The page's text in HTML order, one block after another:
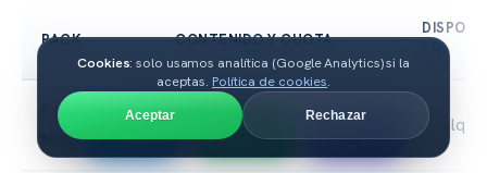
PACK CONTENIDO Y CUOTA
Pack
Magnéticos
2 uds: 1,50 €/mes · 4 uds:
3,00 €/mes
Cookies: solo usamos analítica (Google Analytics) si la
aceptas. Política de cookies.
Aceptar Rechazar
Llamar WhatsApp Presupuesto